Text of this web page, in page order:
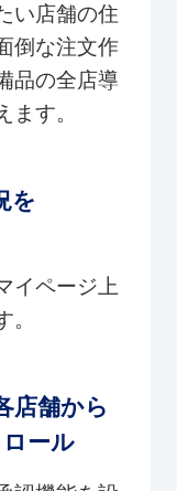
い店舗の住
倒な注文作
品の全店導
ます。
を
イページ上
。
店舗から
ール